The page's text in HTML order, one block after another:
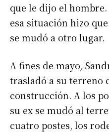
que le dijo el
esa situación hizo
se mudó a otro lugar.
A fines de mayo,
trasladó a su terreno
construcción. A los
su ex se mudó al
cuatro postes, los